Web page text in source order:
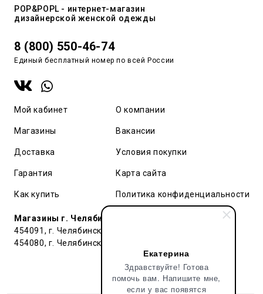
Екатерина
Здравствуйте! Готова
помочь вам. Напишите мне,
если у вас появятся
POP&POPL - интернет-магазин
дизайнерской женской одежды
8 (800) 550-46-74
Единый бесплатный номер по всей России
Мой кабинет
Магазины
Доставка
Гарантия
Как купить
О компании
Вакансии
Условия покупки
Карта сайта
Политика конфиденциальности
Магазины г. Челябинск:
454091, г. Челябинск, ул. Труда, 91 БЦ Гардероб
454080, г. Челябинск, ул. Тернопольская , д. 6